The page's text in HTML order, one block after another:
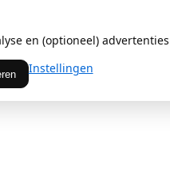
en (optioneel)
Instellingen